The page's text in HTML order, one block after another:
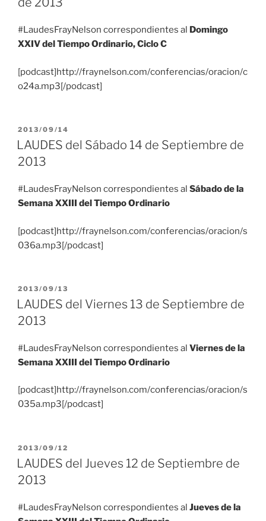
#LaudesFrayNelson correspondientes al Domingo
XXIV del Tiempo Ordinario, Ciclo C
[podcast]http://fraynelson.com/conferencias/oracion/c
o24a.mp3[/podcast]
PUBLICADO
EL
2013/09/14
LAUDES del Sábado 14 de Septiembre de
2013
#LaudesFrayNelson correspondientes al Sábado de la
Semana XXIII del Tiempo Ordinario
[podcast]http://fraynelson.com/conferencias/oracion/s
036a.mp3[/podcast]
PUBLICADO
EL
2013/09/13
LAUDES del Viernes 13 de Septiembre de
2013
#LaudesFrayNelson correspondientes al Viernes de la
Semana XXIII del Tiempo Ordinario
[podcast]http://fraynelson.com/conferencias/oracion/s
035a.mp3[/podcast]
PUBLICADO
EL
2013/09/12
LAUDES del Jueves 12 de Septiembre de
2013
#LaudesFrayNelson correspondientes al Jueves de la